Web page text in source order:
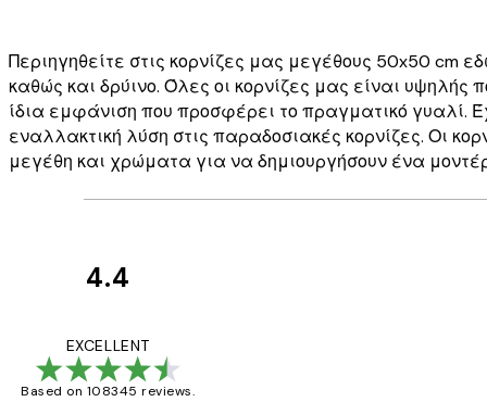
Περιηγηθείτε στις κορνίζες μας μεγέθους 50x50 cm
καθώς και δρύινο. Όλες οι κορνίζες μας είναι υψηλής
ίδια εμφάνιση που προσφέρει το πραγματικό γυαλί.
εναλλακτική λύση στις παραδοσιακές κορνίζες. Οι
μεγέθη και χρώματα για να δημιουργήσουν ένα
4.4
EXCELLENT
Based on 108345 reviews.